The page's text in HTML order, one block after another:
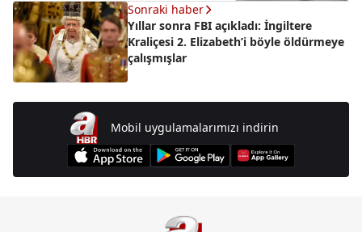
Sonraki haber
Yıllar sonra FBI açıkladı: İngiltere
Kraliçesi 2. Elizabeth’i böyle öldürmeye
çalışmışlar
Mobil uygulamalarımızı indirin